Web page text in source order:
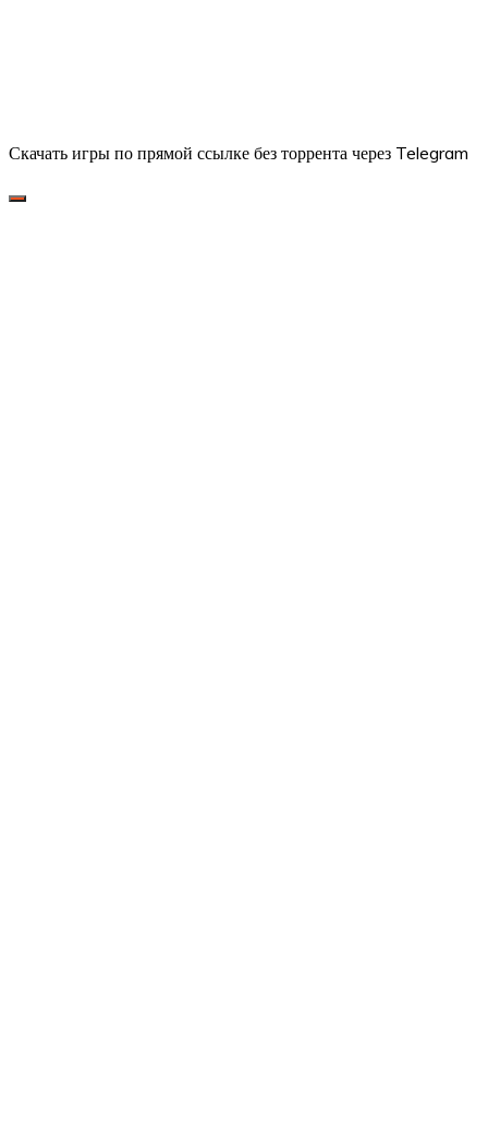
Скачать игры по прямой ссылке без торрента через Telegram